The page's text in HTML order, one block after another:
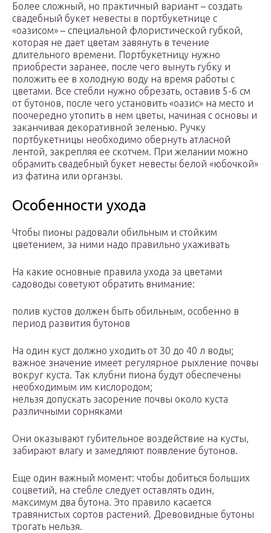
Более сложный, но практичный вариант – создать
свадебный букет невесты в портбукетнице с
«оазисом» – специальной флористической губкой,
которая не дает цветам завянуть в течение
длительного времени. Портбукетницу нужно
приобрести заранее, после чего вынуть губку и
положить ее в холодную воду на время работы с
цветами. Все стебли нужно обрезать, оставив 5-6 см
от бутонов, после чего установить «оазис» на место и
поочередно утопить в нем цветы, начиная с основы и
заканчивая декоративной зеленью. Ручку
портбукетницы необходимо обернуть атласной
лентой, закрепляя ее скотчем. При желании можно
обрамить свадебный букет невесты белой «юбочкой»
из фатина или органзы.
Особенности ухода
Чтобы пионы радовали обильным и стойким
цветением, за ними надо правильно ухаживать
На какие основные правила ухода за цветами
садоводы советуют обратить внимание:
полив кустов должен быть обильным, особенно в
период развития бутонов
На один куст должно уходить от 30 до 40 л воды;
важное значение имеет регулярное рыхление почвы
вокруг куста. Так клубни пиона будут обеспечены
необходимым им кислородом;
нельзя допускать засорение почвы около куста
различными сорняками
Они оказывают губительное воздействие на кусты,
забирают влагу и замедляют появление бутонов.
Еще один важный момент: чтобы добиться больших
соцветий, на стебле следует оставлять один,
максимум два бутона. Это правило касается
травянистых сортов растений. Древовидные бутоны
трогать нельзя.